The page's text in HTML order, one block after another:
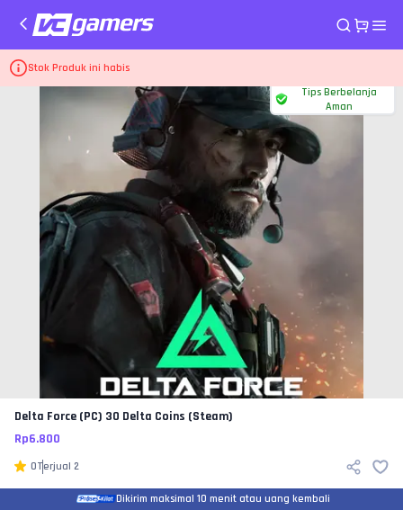
Stok Produk ini habis
Home Top Up Game Delta Force (PC)
Tips Berbelanja
Aman
Delta Force (PC) 30 Delta Coins (Steam)
Rp6.800
0Terjual 2
Dikirim maksimal 10 menit atau uang kembali